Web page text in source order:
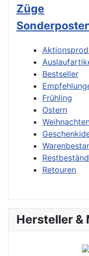
Züge
Bestseller
Frühling
Ostern
Retouren
Hersteller &